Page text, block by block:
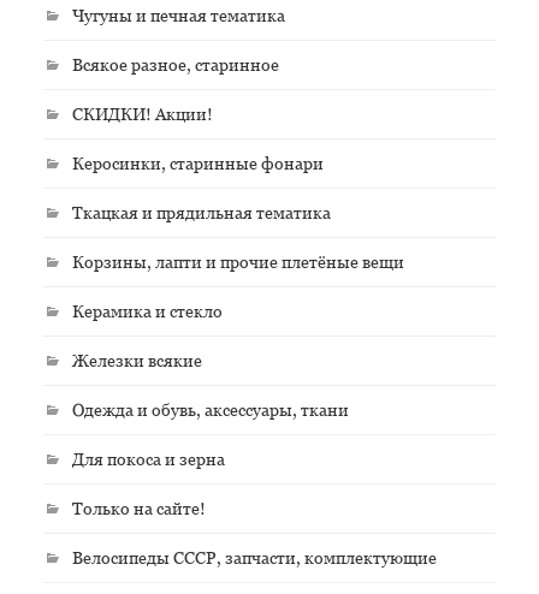
Чугуны и печная тематика
Всякое разное, старинное
СКИДКИ! Акции!
Керосинки, старинные фонари
Ткацкая и прядильная тематика
Корзины, лапти и прочие плетёные вещи
Керамика и стекло
Железки всякие
Одежда и обувь, аксессуары, ткани
Для покоса и зерна
Только на сайте!
Велосипеды СССР, запчасти, комплектующие